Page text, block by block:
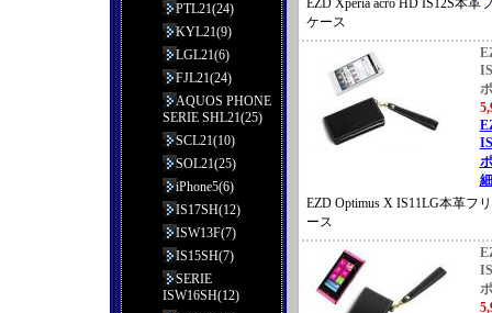
EZD Xperia acro HD IS12S本革
ケース
EZD Optimus X IS11LG本革フ
ース
PTL21(24)
KYL21(9)
LGL21(6)
FJL21(24)
AQUOS PHONE
SERIE SHL21(25)
SCL21(10)
SOL21(25)
iPhone5(6)
IS17SH(12)
ISW13F(7)
IS15SH(7)
SERIE
ISW16SH(12)